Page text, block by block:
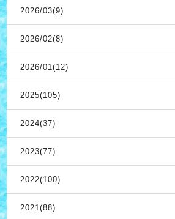
2026/03(9)
2026/02(8)
2026/01(12)
2025(105)
2024(37)
2023(77)
2022(100)
2021(88)